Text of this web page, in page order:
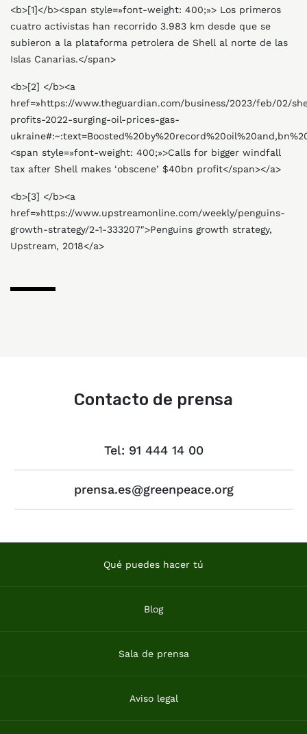
<b>[1]</b><span style=»font-weight: 400;»> Los primeros
cuatro activistas han recorrido 3.983 km desde que se
subieron a la plataforma petrolera de Shell al norte de las
Islas Canarias.</span>
<b>[2] </b><a
href=»https://www.theguardian.com/business/2023/feb/02/
profits-2022-surging-oil-prices-gas-
<span style=»font-weight: 400;»>Calls for bigger windfall
tax after Shell makes ‘obscene’ $40bn profit</span></a>
<b>[3] </b><a
href=»https://www.upstreamonline.com/weekly/penguins-
growth-strategy/2-1-333207″>Penguins growth strategy,
Upstream, 2018</a>
Contacto de prensa
Tel: 91 444 14 00
prensa.es@greenpeace.org
Qué puedes hacer tú
Blog
Sala de prensa
Aviso legal